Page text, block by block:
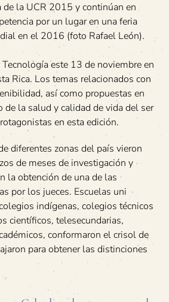
de la UCR 2015 y continúan en
por un lugar en una feria
en el 2016 (foto Rafael León).
este 13 de noviembre en
Rica. Los temas relacionados con
así como propuestas en
la salud y calidad de vida del ser
en esta edición.
diferentes zonas del país vieron
de meses de investigación y
la obtención de una de las
por los jueces. Escuelas uni
indígenas, colegios técnicos
científicos, telesecundarias,
conformaron el crisol de
para obtener las distinciones